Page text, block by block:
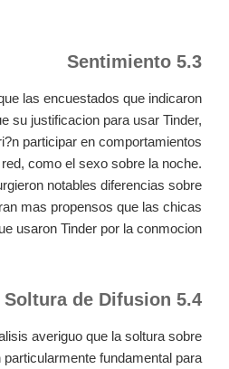
5.3 Sentimiento
las encuestados que indicaron
su justificacion para usar Tinder,
participar en comportamientos
como el sexo sobre la noche.
notables diferencias sobre
mas propensos que las chicas
usaron Tinder por la conmocion.
5.4 Soltura de Difusion
averiguo que la soltura sobre
fundamental para